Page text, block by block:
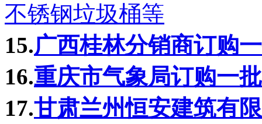
不锈钢垃圾桶等
15.广西桂林分销商订购
16.重庆市气象局订购一
17.甘肃兰州恒安建筑有